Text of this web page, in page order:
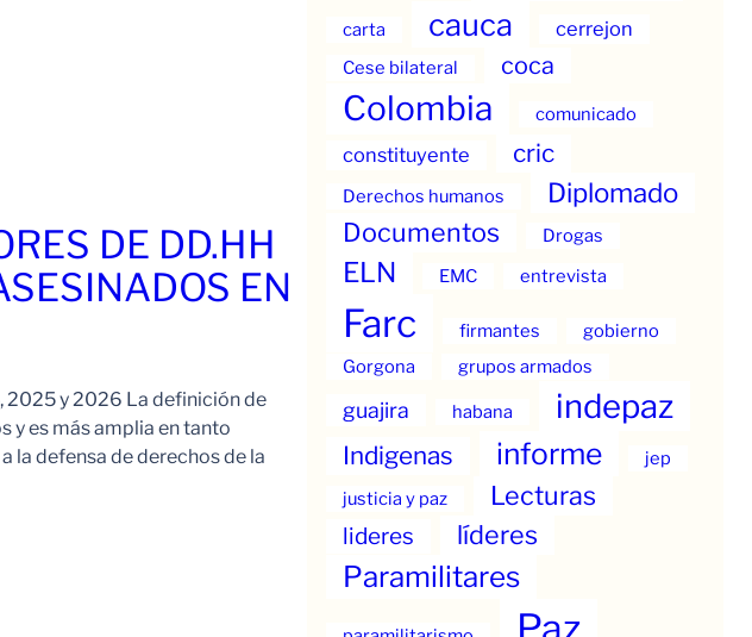
DE DD.HH
EN
2025 y 2026 La definición de
y es más amplia en tanto
la defensa de derechos de la
carta cauca cerrejon
Cese bilateral coca
Colombia comunicado
constituyente cric
Derechos humanos Diplomado
Documentos Drogas
ELN EMC entrevista
Farc firmantes
gobierno
Gorgona
grupos armados
guajira habana indepaz
Indigenas informe
jep
justicia y paz
Lecturas
lideres líderes
Paramilitares